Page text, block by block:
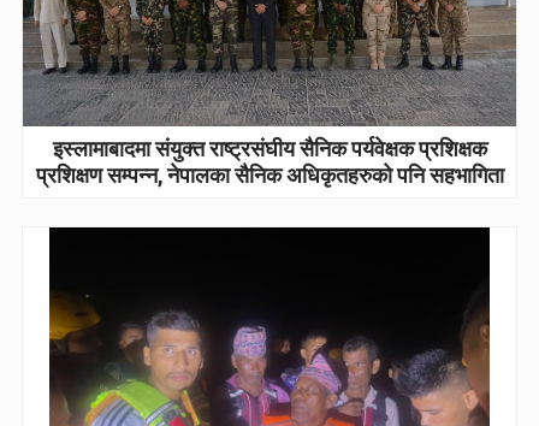
इस्लामाबादमा संयुक्त राष्ट्रसंघीय सैनिक पर्यवेक्षक प्रशिक्षक
प्रशिक्षण सम्पन्न, नेपालका सैनिक अधिकृतहरुको पनि सहभागिता